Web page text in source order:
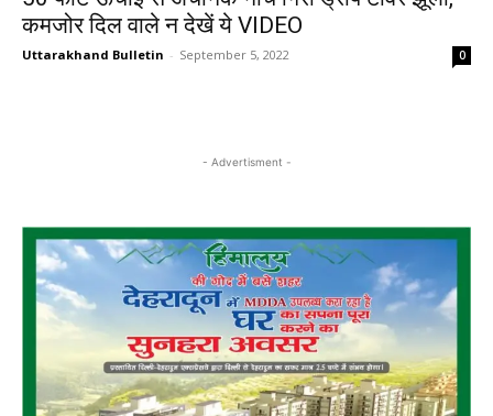
कमजोर दिल वाले न देखें ये VIDEO
Uttarakhand Bulletin - September 5, 2022 0
- Advertisment -